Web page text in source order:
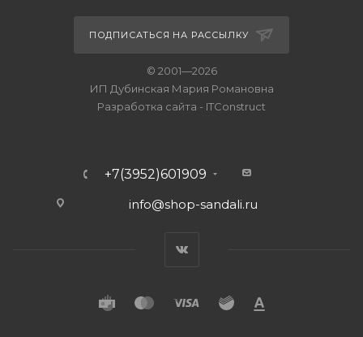
ПОДПИСАТЬСЯ НА РАССЫЛКУ
© 2001—2026
ИП Дубинская Мария Романовна
Разработка сайта - ITConstruct
+7(3952)601909
info@shop-sandali.ru